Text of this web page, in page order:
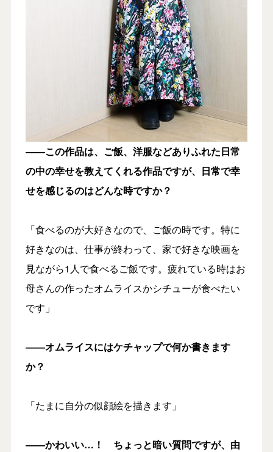
――この作品は、ご飯、洋服などありふれた日常
の中の幸せを教えてくれる作品ですが、日常で幸
せを感じるのはどんな時ですか？
「食べるのが大好きなので、ご飯の時です。特に
好きなのは、仕事が終わって、家で好きな映画を
見ながら1人で食べるご飯です。疲れている時はお
母さんの作ったオムライスかシチューが食べたい
です」
――オムライスにはケチャップで何か書きます
か？
「たまに自分の似顔絵を描きます」
――かわいい…！ ちょっと暗い質問ですが、由